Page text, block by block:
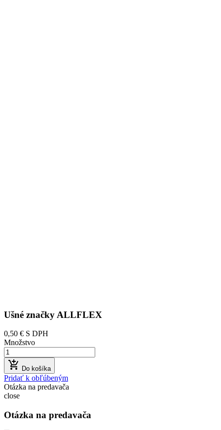
Ušné značky ALLFLEX
0,50 € S DPH
Množstvo
 Do košíka
Pridať k obľúbeným
Otázka na predavača
close
Otázka na predavača